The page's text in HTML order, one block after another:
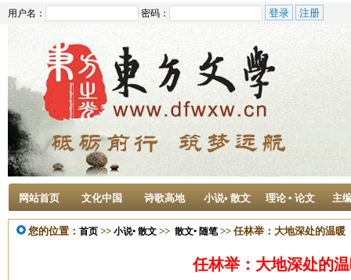
用户名： 密码：
网站首页 文化中国 诗歌高地 小说• 散文 理论 ▪ 论文 主
您的位置： 首页 >> 小说• 散文 >> 散文• 随笔>> 任林举：大地深处的温暖
任林举：大地深处的